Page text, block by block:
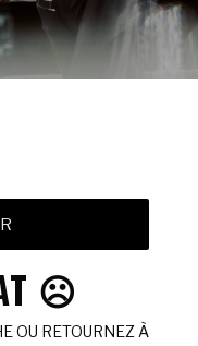
☹️
OU RETOURNEZ À